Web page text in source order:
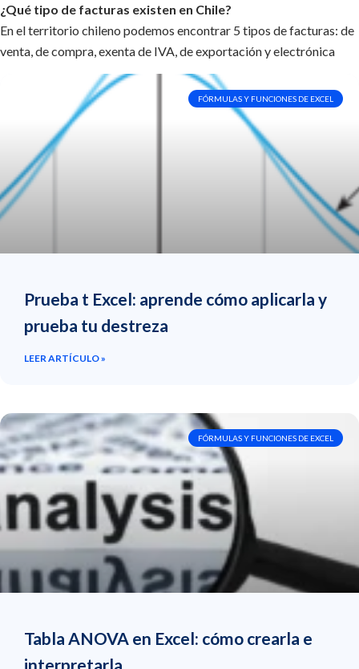
¿Qué tipo de facturas existen en Chile?
En el territorio chileno podemos encontrar 5 tipos de facturas: de
venta, de compra, exenta de IVA, de exportación y electrónica
FÓRMULAS Y FUNCIONES DE EXCEL
Prueba t Excel: aprende cómo aplicarla y
prueba tu destreza
LEER ARTÍCULO »
FÓRMULAS Y FUNCIONES DE EXCEL
Tabla ANOVA en Excel: cómo crearla e
interpretarla